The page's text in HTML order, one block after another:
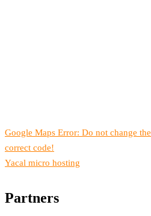
Google Maps Error: Do not change
correct code!
Yacal micro hosting
Partners